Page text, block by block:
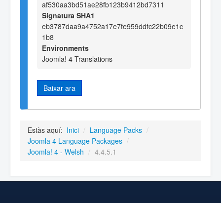
af530aa3bd51ae28fb123b9412bd7311
Signatura SHA1
eb3787daa9a4752a17e7fe959ddfc22b09e1c
1b8
Environments
Joomla! 4 Translations
Baixar ara
Estàs aquí: Inici / Language Packs /
Joomla 4 Language Packages /
Joomla! 4 - Welsh / 4.4.5.1